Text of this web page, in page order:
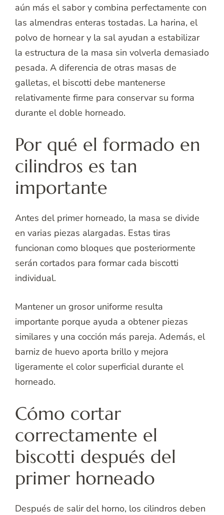
aún más el sabor y combina perfectamente con
las almendras enteras tostadas. La harina, el
polvo de hornear y la sal ayudan a estabilizar
la estructura de la masa sin volverla demasiado
pesada. A diferencia de otras masas de
galletas, el biscotti debe mantenerse
relativamente firme para conservar su forma
durante el doble horneado.
Por qué el formado en
cilindros es tan
importante
Antes del primer horneado, la masa se divide
en varias piezas alargadas. Estas tiras
funcionan como bloques que posteriormente
serán cortados para formar cada biscotti
individual.
Mantener un grosor uniforme resulta
importante porque ayuda a obtener piezas
similares y una cocción más pareja. Además, el
barniz de huevo aporta brillo y mejora
ligeramente el color superficial durante el
horneado.
Cómo cortar
correctamente el
biscotti después del
primer horneado
Después de salir del horno, los cilindros deben